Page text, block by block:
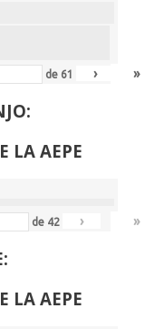
de 61 › »
LA AEPE
de 42 › »
LA AEPE